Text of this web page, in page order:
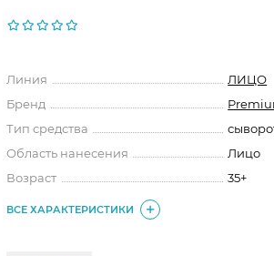
Линия
ЛИЦО
Бренд
Тип средства
Область нанесения
Лицо
Возраст
35+
ВСЕ ХАРАКТЕРИСТИКИ